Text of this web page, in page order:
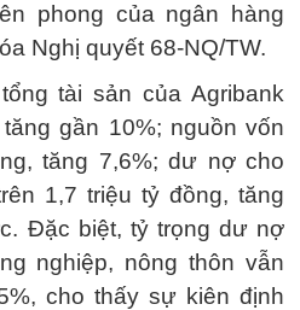
phong của ngân hàng
Nghị quyết 68-NQ/TW.
tài sản của Agribank
gần 10%; nguồn vốn
tăng 7,6%; dư nợ cho
1,7 triệu tỷ đồng, tăng
Đặc biệt, tỷ trọng dư nợ
nghiệp, nông thôn vẫn
cho thấy sự kiên định